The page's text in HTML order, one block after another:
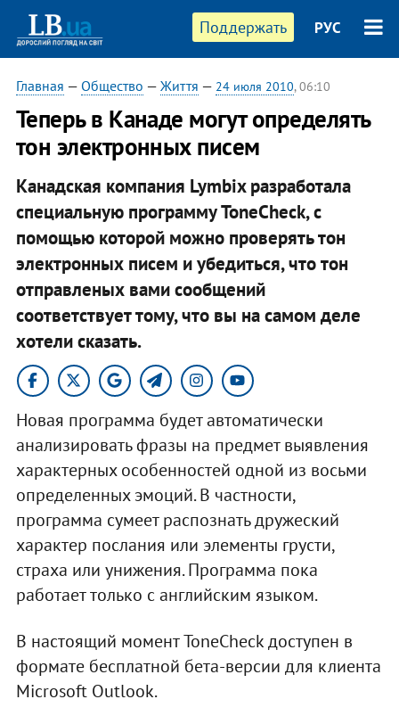
Поддержать РУС
Главная — Общество — Життя — 24 июля 2010, 06:10
Теперь в Канаде могут определять
тон электронных писем
Канадская компания Lymbix разработала
специальную программу ToneCheck, с
помощью которой можно проверять тон
электронных писем и убедиться, что тон
отправленых вами сообщений
соответствует тому, что вы на самом деле
хотели сказать.
Новая программа будет автоматически
анализировать фразы на предмет выявления
характерных особенностей одной из восьми
определенных эмоций. В частности,
программа сумеет распознать дружеский
характер послания или элементы грусти,
страха или унижения. Программа пока
работает только с английским языком.
В настоящий момент ToneCheck доступен в
формате бесплатной бета-версии для клиента
Microsoft Outlook.